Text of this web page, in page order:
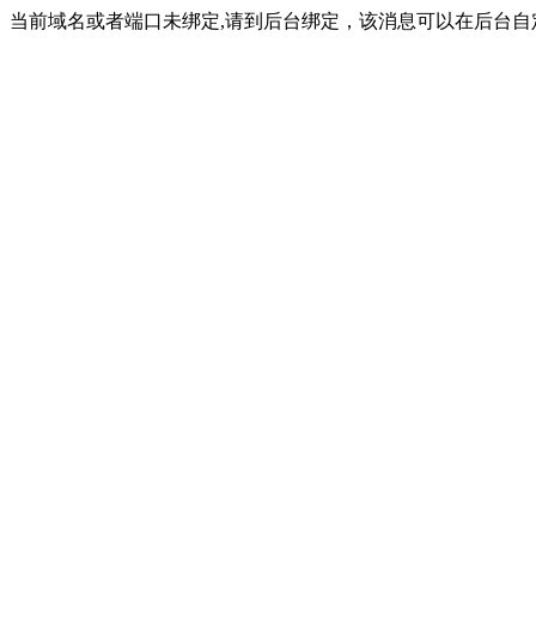
当前域名或者端口未绑定,请到后台绑定，该消息可以在后台自